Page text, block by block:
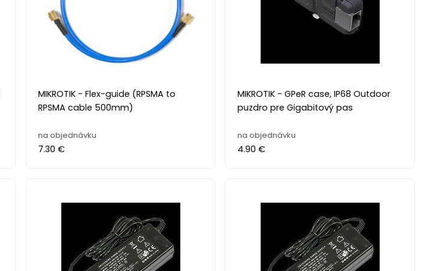
MIKROTIK - Flex-guide (RPSMA to
RPSMA cable 500mm)
na objednávku
7.30 €
MIKROTIK - GPeR case, IP68 Outdoor
puzdro pre Gigabitový pas
na objednávku
4.90 €